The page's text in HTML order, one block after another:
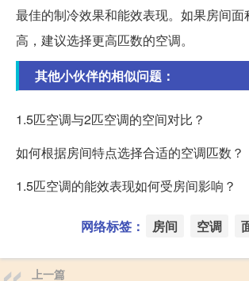
最佳的制冷效果和能效表现。如果房间
高，建议选择更高匹数的空调。
其他小伙伴的相似问题：
1.5匹空调与2匹空调的空间对比？
如何根据房间特点选择合适的空调匹数？
1.5匹空调的能效表现如何受房间影响？
网络标签： 房间 空调
上一篇